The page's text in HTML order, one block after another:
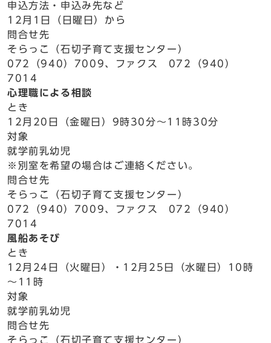
申込方法・申込み先など
12月1日（日曜日）から
問合せ先
そらっこ（石切子育て支援センター）
072（940）7009、ファクス 072（940）
7014
心理職による相談
とき
12月20日（金曜日）9時30分～11時30分
対象
就学前乳幼児
※別室を希望の場合はご連絡ください。
問合せ先
そらっこ（石切子育て支援センター）
072（940）7009、ファクス 072（940）
7014
風船あそび
とき
12月24日（火曜日）・12月25日（水曜日）10時
～11時
対象
就学前乳幼児
問合せ先
そらっこ（石切子育て支援センター）